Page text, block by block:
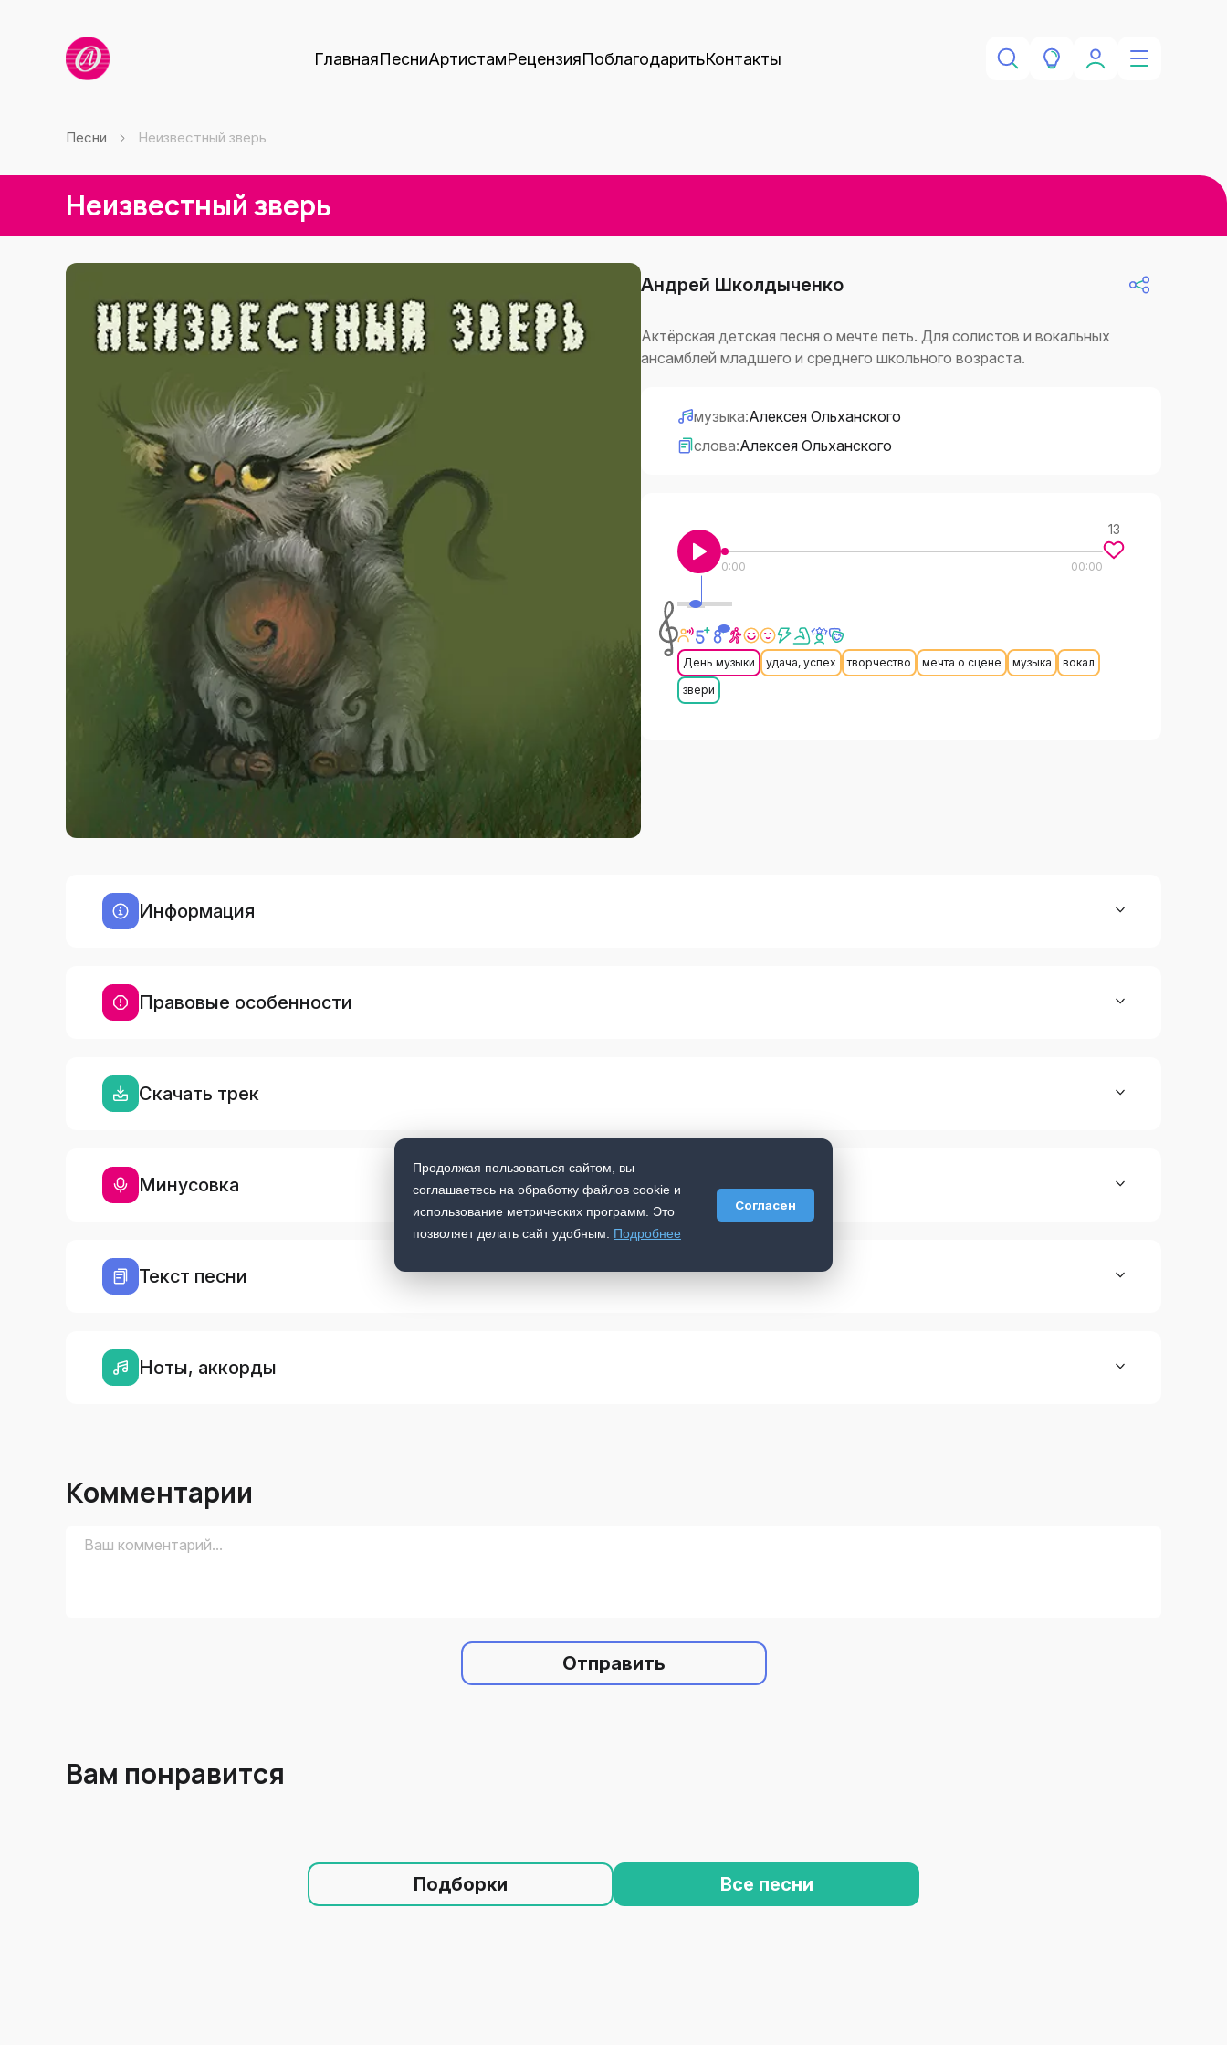
ГлавнаяПесниАртистамРецензияПоблагодаритьКонтакты
Песни Неизвестный зверь
Неизвестный зверь
Андрей Школдыченко
Актёрская детская песня о мечте петь. Для солистов и вокальных
ансамблей младшего и среднего школьного возраста.
музыка:Алексея Ольханского
слова:Алексея Ольханского
0:00 00:00
13
День музыки удача, успех творчество мечта о сцене музыка
вокал
звери
Информация
Правовые особенности
Скачать трек
Минусовка
Текст песни
Ноты, аккорды
Комментарии
Отправить
Вам понравится
Подборки Все песни
Продолжая пользоваться сайтом, вы
соглашаетесь на обработку файлов cookie и
использование метрических программ. Это
позволяет делать сайт удобным. Подробнее
Согласен